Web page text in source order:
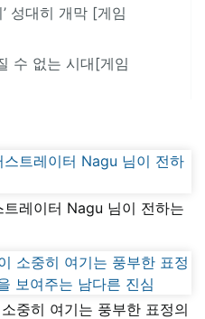
성대히 개막 [게임
수 없는 시대[게임
레이터 Nagu 님이 전하는
중히 여기는 풍부한 표정의